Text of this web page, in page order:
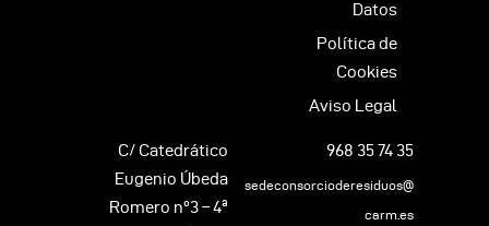
Datos
Política de
Cookies
Aviso Legal
C/ Catedrático
Eugenio Úbeda
Romero nº3 – 4ª
968 35 74 35
sedeconsorcioderesiduos@
carm.es